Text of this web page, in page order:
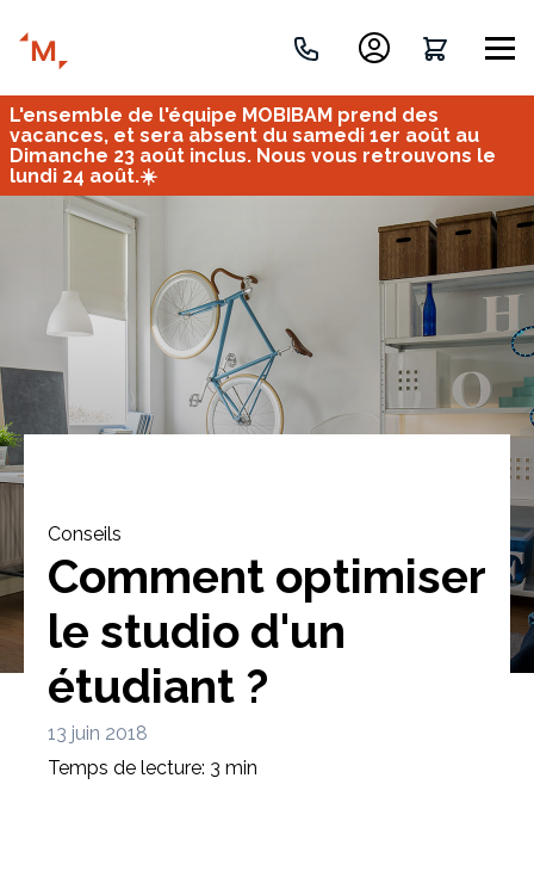
Bibliothèque Meuble tv
Créez votre projet de A à Z
Imaginez et concevez un meuble 100% unique.
L'ensemble de l'équipe MOBIBAM prend des
vacances, et sera absent du samedi 1er août au
Dimanche 23 août inclus. Nous vous retrouvons le
lundi 24 août.☀️
Conseils
Comment optimiser
le studio d'un
étudiant ?
13 juin 2018
Temps de lecture: 3 min